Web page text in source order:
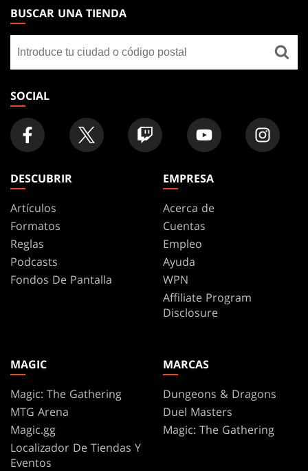
THE
GATHERING
FOOTER
BUSCAR UNA TIENDA
una
tienda
SOCIAL
DESCUBRIR
Artículos
Formatos
Reglas
Podcasts
Fondos De Pantalla
EMPRESA
Acerca de
Cuentas
Empleo
Ayuda
WPN
Affiliate Program
Disclosure
MAGIC
Magic: The Gathering
MTG Arena
Magic.gg
Localizador De Tiendas Y
Eventos
MARCAS
Dungeons & Dragons
Duel Masters
Magic: The Gathering